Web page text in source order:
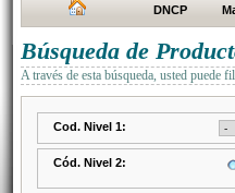
DNCP
Búsqueda de
A través de esta búsqueda, usted puede
Cod. Nivel 1:
Cód. Nivel 2: